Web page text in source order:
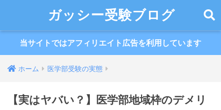
ガッシー受験ブログ
当サイトではアフィリエイト広告を利用しています
ホーム 医学部受験の実態
【実はヤバい？】医学部地域枠のデメリ